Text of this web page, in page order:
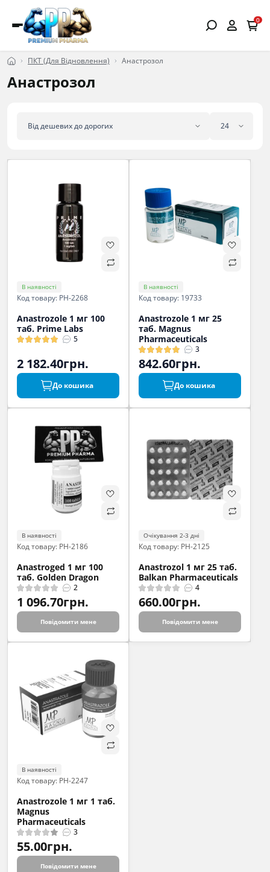
0
ПКТ (Для Відновлення) Анастрозол
Анастрозол
В наявності
Код товару: PH-2268
Anastrozole 1 мг 100
таб. Prime Labs
5
2 182.40грн.
До кошика
В наявності
Код товару: 19733
Anastrozole 1 мг 25
таб. Magnus
Pharmaceuticals
3
842.60грн.
До кошика
В наявності
Код товару: PH-2186
Anastroged 1 мг 100
таб. Golden Dragon
2
1 096.70грн.
Повідомити мене
Очікування 2-3 дні
Код товару: PH-2125
Anastrozol 1 мг 25 таб.
Balkan Pharmaceuticals
4
660.00грн.
Повідомити мене
В наявності
Код товару: PH-2247
Anastrozole 1 мг 1 таб.
Magnus
Pharmaceuticals
3
55.00грн.
Повідомити мене